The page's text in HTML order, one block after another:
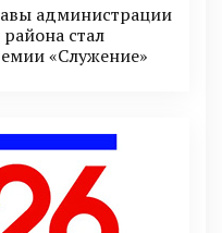
администрации
стал
«Служение»